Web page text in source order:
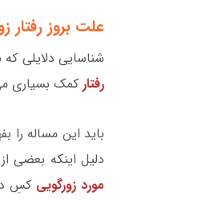
علت بروز رفتار
شناسایی دلایلی که
رفتار کمک بسیاری
باید این مساله را
دلیل اینکه بعضی
مورد زورگویی کسِ